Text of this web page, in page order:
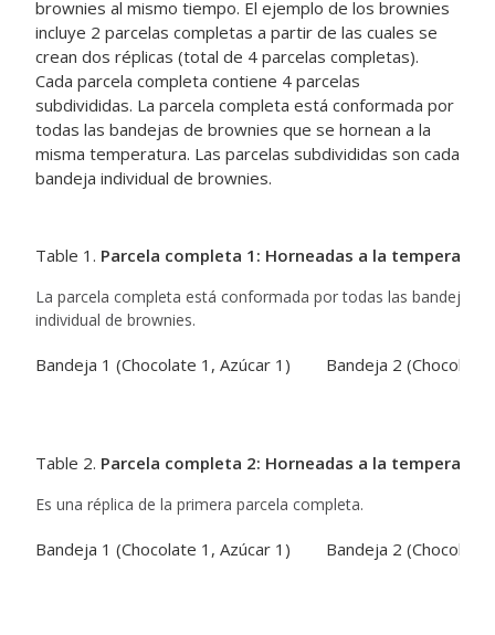
brownies al mismo tiempo. El ejemplo de los brownies
incluye 2 parcelas completas a partir de las cuales se
crean dos réplicas (total de 4 parcelas completas).
Cada parcela completa contiene 4 parcelas
subdivididas. La parcela completa está conformada por
todas las bandejas de brownies que se hornean a la
misma temperatura. Las parcelas subdivididas son cada
bandeja individual de brownies.
Table 1. Parcela completa 1: Horneadas a la
La parcela completa está conformada por todas las bandejas
individual de brownies.
Bandeja 1 (Chocolate 1, Azúcar 1) Bandeja 2 (Chocolate
Table 2. Parcela completa 2: Horneadas a la
Es una réplica de la primera parcela completa.
Bandeja 1 (Chocolate 1, Azúcar 1) Bandeja 2 (Chocolate